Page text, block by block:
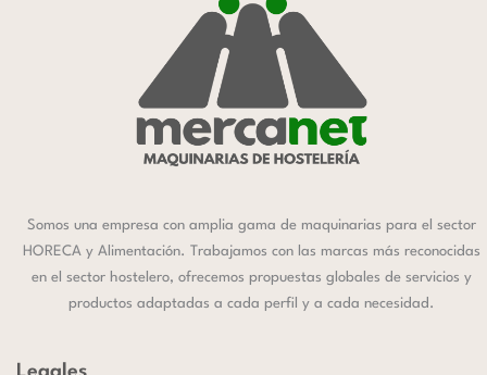
Somos una empresa con amplia gama de maquinarias para el sector
HORECA y Alimentación. Trabajamos con las marcas más reconocidas
en el sector hostelero, ofrecemos propuestas globales de servicios y
productos adaptadas a cada perfil y a cada necesidad.